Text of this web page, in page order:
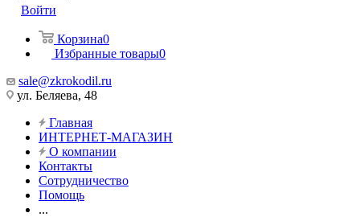
Войти
Корзина0
Избранные товары0
sale@zkrokodil.ru
ул. Беляева, 48
Главная
ИНТЕРНЕТ-МАГАЗИН
О компании
Контакты
Сотрудничество
Помощь
...